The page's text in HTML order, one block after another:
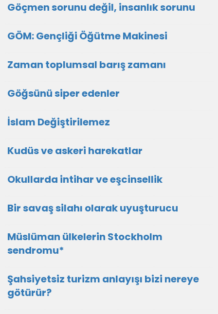
Göçmen sorunu değil, insanlık sorunu
GÖM: Gençliği Öğütme Makinesi
Zaman toplumsal barış zamanı
Göğsünü siper edenler
İslam Değiştirilemez
Kudüs ve askeri harekatlar
Okullarda intihar ve eşcinsellik
Bir savaş silahı olarak uyuşturucu
Müslüman ülkelerin Stockholm
sendromu*
Şahsiyetsiz turizm anlayışı bizi nereye
götürür?